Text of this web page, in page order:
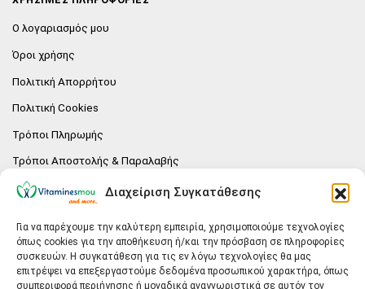
Διαχείριση Συγκατάθεσης
Για να παρέχουμε την καλύτερη εμπειρία, χρησιμοποιούμε τεχνολογίες
όπως cookies για την αποθήκευση ή/και την πρόσβαση σε πληροφορίες
συσκευών. Η συγκατάθεση για τις εν λόγω τεχνολογίες θα μας
επιτρέψει να επεξεργαστούμε δεδομένα προσωπικού χαρακτήρα, όπως
συμπεριφορά περιήγησης ή μοναδικά αναγνωριστικά σε αυτόν τον
Ο λογαριασμός μου
Όροι χρήσης
Πολιτική Απορρήτου
Πολιτική Cookies
Τρόποι Πληρωμής
Τρόποι Αποστολής & Παραλαβής
Πολιτική επιστροφών
E-SHOP
Vitaminesmou.gr.